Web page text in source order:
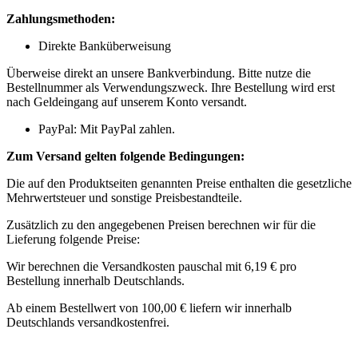
Zahlungsmethoden:
Direkte Banküberweisung
Überweise direkt an unsere Bankverbindung. Bitte nutze die
Bestellnummer als Verwendungszweck. Ihre Bestellung wird erst
nach Geldeingang auf unserem Konto versandt.
PayPal: Mit PayPal zahlen.
Zum Versand gelten folgende Bedingungen:
Die auf den Produktseiten genannten Preise enthalten die gesetzliche
Mehrwertsteuer und sonstige Preisbestandteile.
Zusätzlich zu den angegebenen Preisen berechnen wir für die
Lieferung folgende Preise:
Wir berechnen die Versandkosten pauschal mit 6,19 € pro
Bestellung innerhalb Deutschlands.
Ab einem Bestellwert von 100,00 € liefern wir innerhalb
Deutschlands versandkostenfrei.